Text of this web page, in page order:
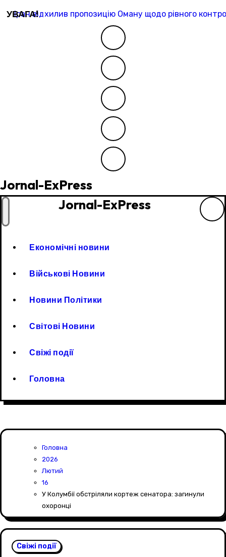
до
УВАГА!
Іран відхилив пропозицію Оману щодо рівного
Jornal-ExPress
Jornal-ExPress
Економічні новини
Військові Новини
Новини Політики
Світові Новини
Свіжі події
Головна
Головна
2026
Лютий
16
У Колумбії обстріляли кортеж сенатора: загинули
охоронці
Свіжі події